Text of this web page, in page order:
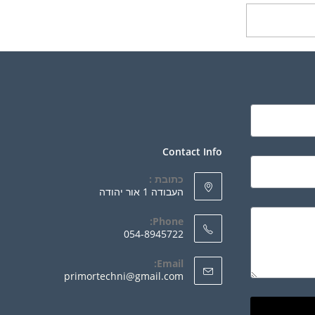
Contact Info
כתובת :
העבודה 1 אור יהודה
Phone:
054-8945722
Email:
primortechni@gmail.com